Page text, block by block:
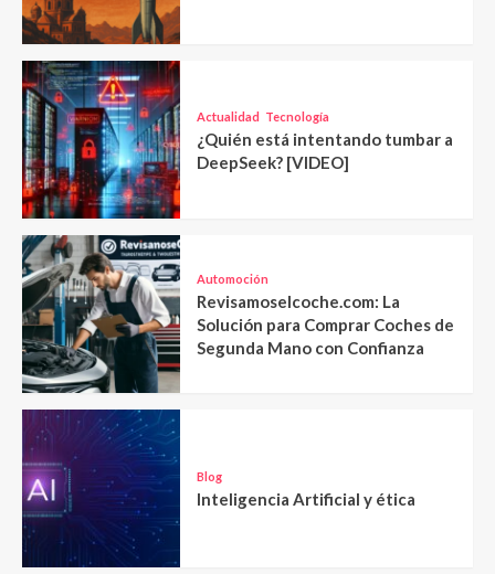
Actualidad Tecnología
¿Quién está intentando tumbar a
DeepSeek? [VIDEO]
Automoción
Revisamoselcoche.com: La
Solución para Comprar Coches de
Segunda Mano con Confianza
Blog
Inteligencia Artificial y ética